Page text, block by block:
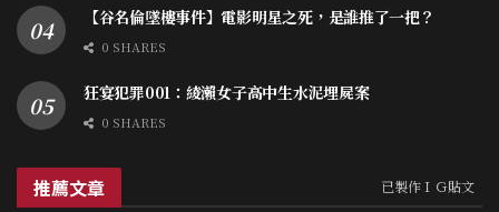
【谷名倫墜樓事件】電影明星之死，是誰推了一把？
0 SHARES
狂宴犯罪001：綾瀨女子高中生水泥埋屍案
0 SHARES
推薦文章 已製作ＩＧ貼文